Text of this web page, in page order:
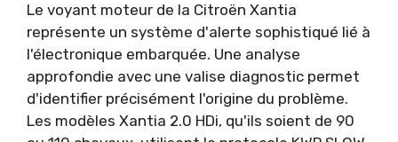
Le voyant moteur de la Citroën Xantia
représente un système d'alerte sophistiqué lié à
l'électronique embarquée. Une analyse
approfondie avec une valise diagnostic permet
d'identifier précisément l'origine du problème.
Les modèles Xantia 2.0 HDi, qu'ils soient de 90